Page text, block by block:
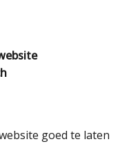
goed te laten